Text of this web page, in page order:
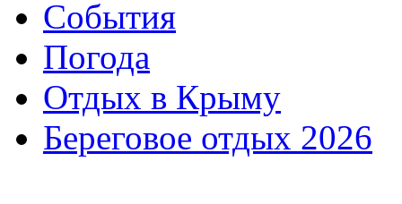
События
Погода
Отдых в Крыму
Береговое отдых 2026